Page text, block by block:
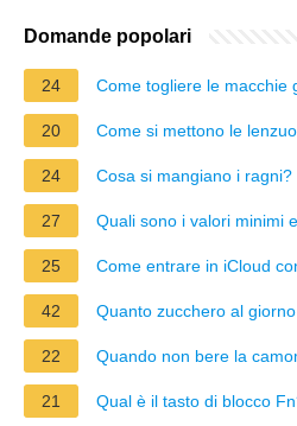
Domande popolari
24 Come togliere le macchie
20 Come si mettono le
24 Cosa si mangiano i ragni?
27 Quali sono i valori minimi
25 Come entrare in iCloud
42 Quanto zucchero al
22 Quando non bere la
21 Qual è il tasto di blocco